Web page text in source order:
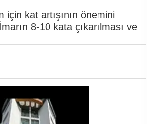
kat artışının önemini
8-10 kata çıkarılması ve